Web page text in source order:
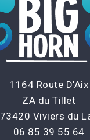
1164 Route D’Aix
ZA du Tillet
73420 Viviers du
06 85 39 55 64